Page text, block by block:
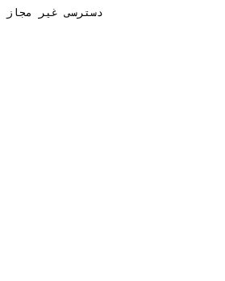
دسترسی غیر مجاز